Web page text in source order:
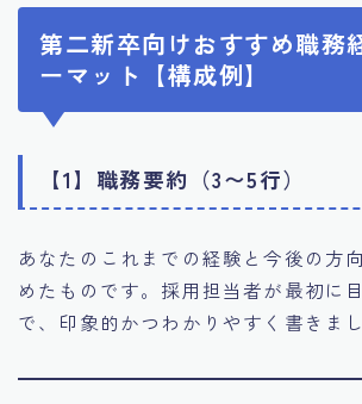
第二新卒向けおすすめ職務
ーマット【構成例】
【1】職務要約（3〜5行）
あなたのこれまでの経験と今後の方
めたものです。採用担当者が最初に
で、印象的かつわかりやすく書きまし